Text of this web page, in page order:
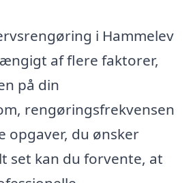
i Hammelev
af flere faktorer,
på din
rengøringsfrekvensen
opgaver, du ønsker
set kan du forvente, at